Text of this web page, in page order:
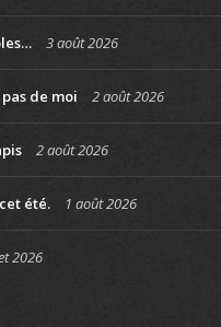
3 août 2026
de moi 2 août 2026
2 août 2026
été. 1 août 2026
2026